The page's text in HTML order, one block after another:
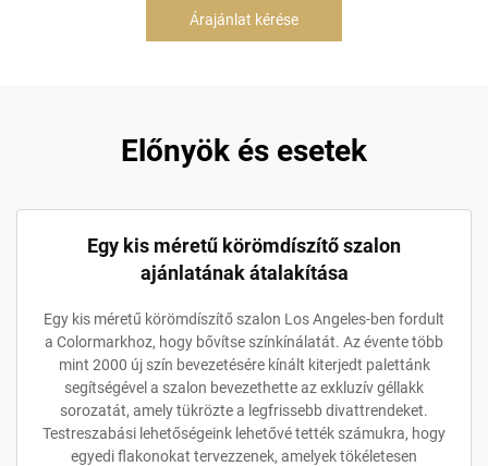
Árajánlat kérése
Előnyök és esetek
Egy kis méretű körömdíszítő szalon
ajánlatának átalakítása
Egy kis méretű körömdíszítő szalon Los Angeles-ben fordult
a Colormarkhoz, hogy bővítse színkínálatát. Az évente több
mint 2000 új szín bevezetésére kínált kiterjedt palettánk
segítségével a szalon bevezethette az exkluzív géllakk
sorozatát, amely tükrözte a legfrissebb divattrendeket.
Testreszabási lehetőségeink lehetővé tették számukra, hogy
egyedi flakonokat tervezzenek, amelyek tökéletesen